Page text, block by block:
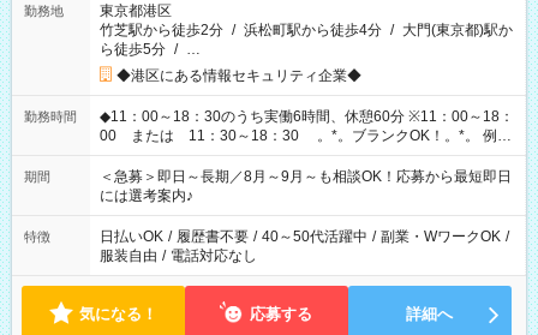
勤務地
東京都港区
竹芝駅から徒歩2分 / 浜松町駅から徒歩4分 / 大門(東京都)駅か
ら徒歩5分 / …
◆港区にある情報セキュリティ企業◆
勤務時間
◆11：00～18：30のうち実働6時間、休憩60分 ※11：00～18：
00 または 11：30～18：30 。*。ブランクOK！。*。 例え
ば前職が、 在宅/財団法人/事務/コールセンター/受付/販売/カフェ
スタッフ スイーツ販売/ホテルフロント/化粧品販売/など 様々な
業界から入社して活躍されています♪
期間
＜急募＞即日～長期／8月～9月～も相談OK！応募から最短即日
には選考案内♪
特徴 日払いOK / 履歴書不要 / 40～50代活躍中 / 副業・WワークOK /
服装自由 / 電話対応なし
気になる！ 応募する 詳細へ